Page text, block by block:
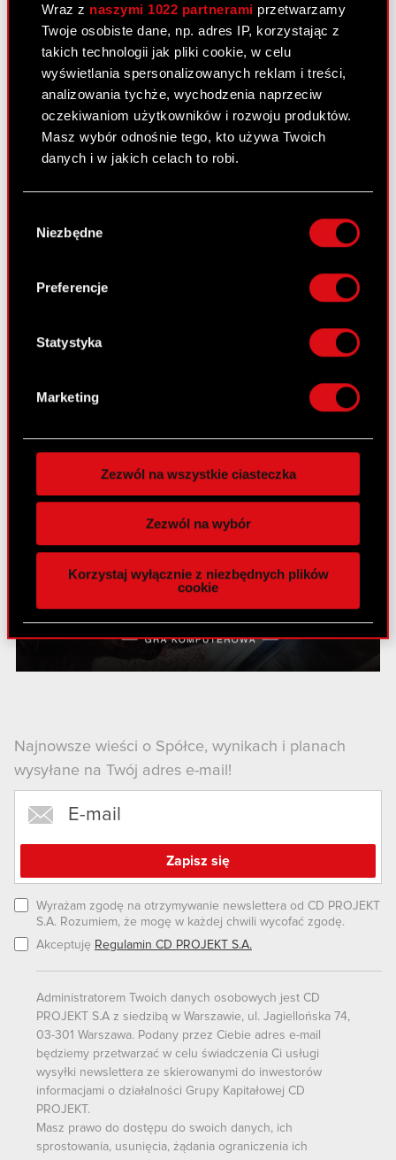
Wraz z naszymi 1022 partnerami przetwarzamy
Twoje osobiste dane, np. adres IP, korzystając z
takich technologii jak pliki cookie, w celu
wyświetlania spersonalizowanych reklam i treści,
analizowania tychże, wychodzenia naprzeciw
oczekiwaniom użytkowników i rozwoju produktów.
Masz wybór odnośnie tego, kto używa Twoich
danych i w jakich celach to robi.
Gromadzić dane dotyczące Twojej
lokalizacji geograficznej z dokładnością nawet
Identyfikować Twoje urządzenie, aktywnie
analizując charakteryzującego je zbiory
palca)
osobiste dane są przetwarzane oraz ustaw własne
preferencje w
. W Deklaracji
zgodę w dowolnej chwili.
funkcje społecznościowe i analizować ruch w
naszej witrynie. Informacje o tym, jak korzystasz
z naszej witryny, udostępniamy partnerom
społecznościowym, reklamowym i analitycznym.
Partnerzy mogą połączyć te informacje z innymi
danymi otrzymanymi od Ciebie lub uzyskanymi
podczas korzystania z ich usług. Kontynuując
zgody
Niezbędne
Preferencje
Statystyka
Marketing
Zezwól na wszystkie ciasteczka
Zezwól na wybór
Korzystaj wyłącznie z niezbędnych plików
cookie
Najnowsze wieści o Spółce, wynikach i planach
wysyłane na Twój adres e-mail!
Wyrażam zgodę na otrzymywanie newslettera od CD PROJEKT
S.A. Rozumiem, że mogę w każdej chwili wycofać zgodę.
Akceptuję Regulamin CD PROJEKT S.A.
Administratorem Twoich danych osobowych jest CD
PROJEKT S.A z siedzibą w Warszawie, ul. Jagiellońska 74,
03-301 Warszawa. Podany przez Ciebie adres e-mail
będziemy przetwarzać w celu świadczenia Ci usługi
wysyłki newslettera ze skierowanymi do inwestorów
informacjami o działalności Grupy Kapitałowej CD
PROJEKT.
Masz prawo do dostępu do swoich danych, ich
sprostowania, usunięcia, żądania ograniczenia ich